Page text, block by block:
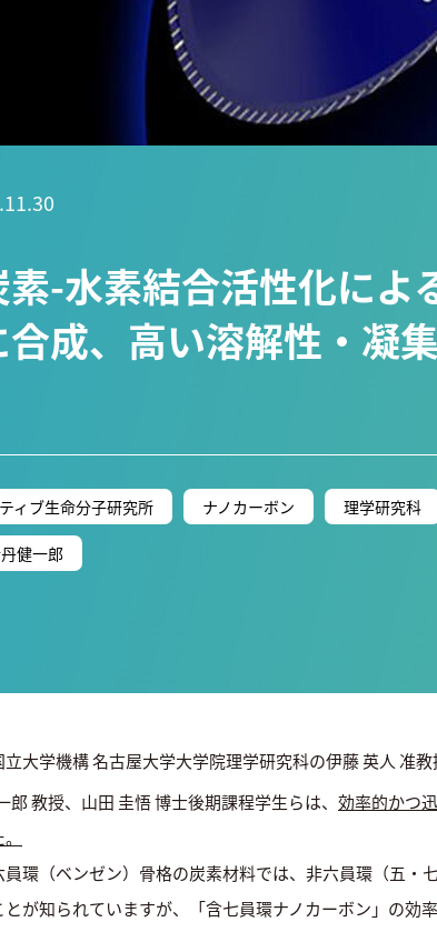
-水素結合活性化によ
成、高い溶解性・凝
ィブ生命分子研究所 ナノカーボン 理学研究科
健一郎
大学機構 名古屋大学大学院理学研究科の伊藤 英人 准
郎 教授、山田 圭悟 博士後期課程学生らは、 効率的かつ
環（ベンゼン）骨格の炭素材料では、非六員環（五
が知られていますが、「含七員環ナノカーボン」の効